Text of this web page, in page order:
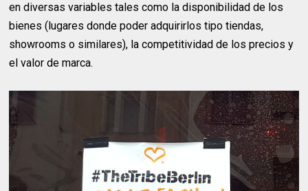
en diversas variables tales como la disponibilidad de los
bienes (lugares donde poder adquirirlos tipo tiendas,
showrooms o similares), la competitividad de los precios y
el valor de marca.